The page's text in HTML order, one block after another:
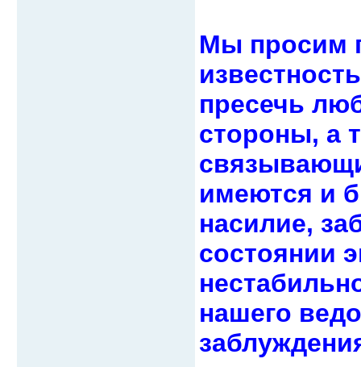
Мы просим
пресечь
стороны, а
имеются и
насилие,
состоянии
нашего